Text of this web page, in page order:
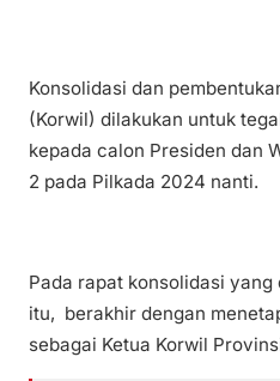
Konsolidasi dan
(Korwil) dilakukan untuk
kepada calon Presiden dan
2 pada Pilkada 2024 nanti.
Pada rapat konsolidasi
itu, berakhir dengan
sebagai Ketua Korwil